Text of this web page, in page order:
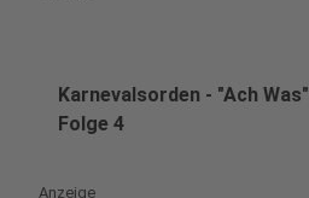
Karnevalsorden - "Ach Was"
Folge 4
Anzeige